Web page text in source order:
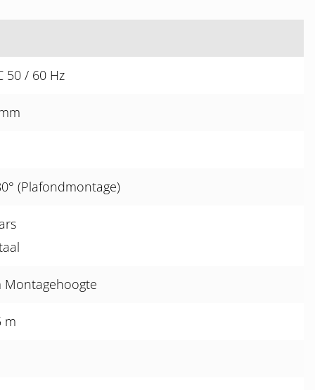
50 / 60 Hz
(Plafondmontage)
Montagehoogte
m